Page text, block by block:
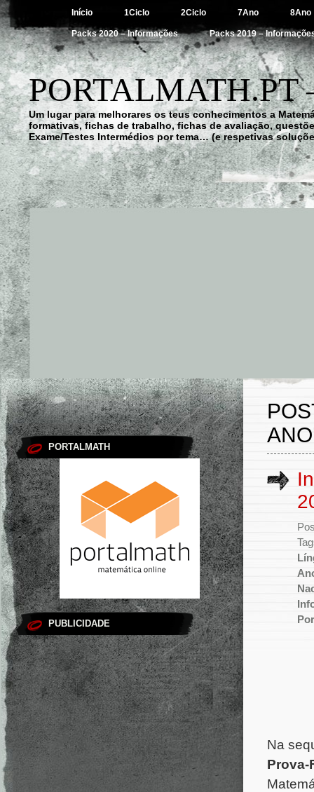
Início 1Ciclo 2Ciclo 7Ano 8Ano
Packs 2020 – Informações Packs 2019 –
Um lugar para melhorares os teus conhecimentos a
formativas, fichas de trabalho, fichas de avaliação,
Exame/Testes Intermédios por tema… (e respetivas
PORTALMATH
PUBLICIDADE
Na
Prova-